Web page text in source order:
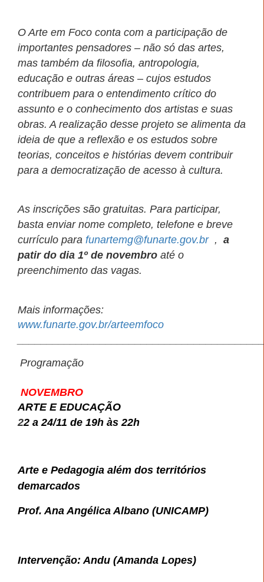
O Arte em Foco conta com a participação de
importantes pensadores – não só das artes,
mas também da filosofia, antropologia,
educação e outras áreas – cujos estudos
contribuem para o entendimento crítico do
assunto e o conhecimento dos artistas e suas
obras. A realização desse projeto se alimenta da
ideia de que a reflexão e os estudos sobre
teorias, conceitos e histórias devem contribuir
para a democratização de acesso à cultura.
As inscrições são gratuitas. Para participar,
basta enviar nome completo, telefone e breve
currículo para funartemg@funarte.gov.br, a
patir do dia 1º de novembro até o
preenchimento das vagas.
Mais informações:
www.funarte.gov.br/arteemfoco
Programação
NOVEMBRO
ARTE E EDUCAÇÃO
22 a 24/11 de 19h às 22h
Arte e Pedagogia além dos territórios
demarcados
Prof. Ana Angélica Albano (UNICAMP)
Intervenção: Andu (Amanda Lopes)